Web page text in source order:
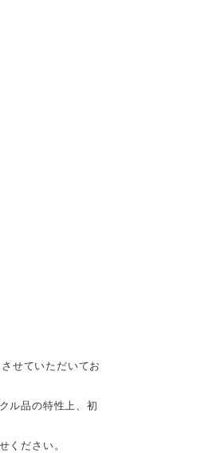
せていただいてお
ル品の特性上、初
ください。